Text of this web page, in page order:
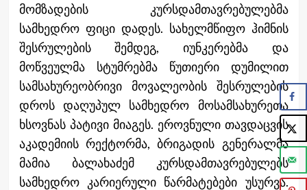
მომზადების კურსდამთავრებულებმა
სამხედრო ფიცი დადეს. სახელმწიფო ჰიმნის
შესრულების შემდეგ, იუნკერებმა და
მოწვეულმა სტუმრებმა წუთიერი დუმილით
სამსახურეობრივი მოვალეობის შესრულების
დროს დაღუპულ სამხედრო მოსამსახურეთა
ხსოვნას პატივი მიაგეს. ეროვნული თავდაცვის
აკადემიის რექტორმა, ბრიგადის გენერალმა
მამია ბალახაძემ კურსდამთავრებულებს
სამხედრო კარიერული წარმატებები უსურვა.